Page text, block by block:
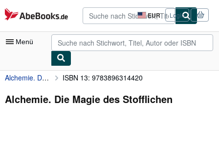
Zum Hauptinhalt
AbeBooks.de EUR
Seite
der
Einkaufseinstellungen.
Login
Menü
Nutzerkonto
Meine Bestellungen
Alchemie. Die Magie des Stofflichen ISBN 13: 9783896314420
Alchemie. Die Magie des Stofflichen